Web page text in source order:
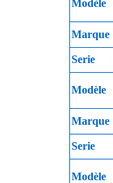
Modèle
Marque
Serie
Modèle
Marque
Serie
Modèle